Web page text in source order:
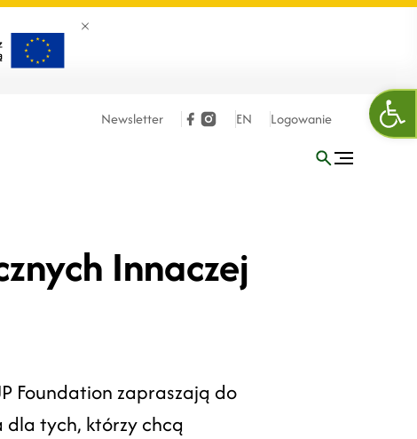
Zamknij banner
Newsletter EN Logowanie
Innaczej
Foundation zapraszają do
dla tych, którzy chcą